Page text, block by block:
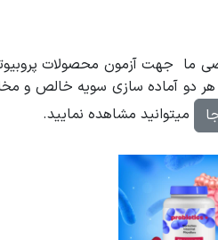
دو آماده سازی سویه خالص و
میتوانید مشاهده نمایید.